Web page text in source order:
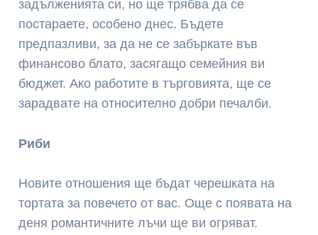
задълженията си, но ще трябва да се
постараете, особено днес. Бъдете
предпазливи, за да не се забъркате във
финансово блато, засягащо семейния ви
бюджет. Ако работите в търговията, ще се
зарадвате на относително добри печалби.
Риби
Новите отношения ще бъдат черешката на
тортата за повечето от вас. Още с появата на
деня романтичните лъчи ще ви огряват.